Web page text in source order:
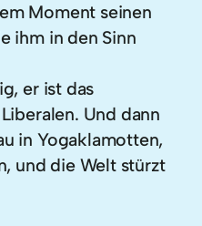
Moment seinen
ihm in den Sinn
er ist das
Und dann
in Yogaklamotten,
und die Welt stürzt